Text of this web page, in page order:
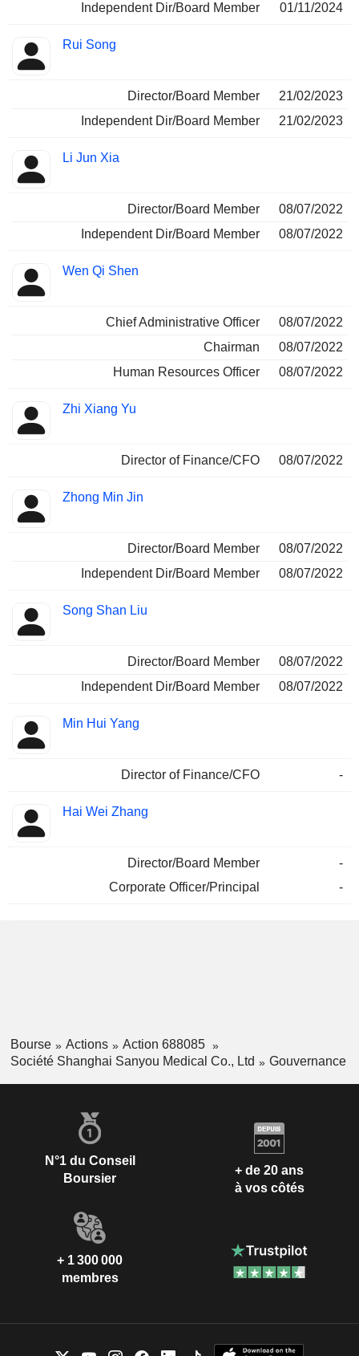
Independent Dir/Board Member
01/11/2024
Rui Song
Director/Board Member
21/02/2023
Independent Dir/Board Member
21/02/2023
Li Jun Xia
Director/Board Member
08/07/2022
Independent Dir/Board Member
08/07/2022
Wen Qi Shen
Chief Administrative Officer
08/07/2022
Chairman
08/07/2022
Human Resources Officer
08/07/2022
Zhi Xiang Yu
Director of Finance/CFO 08/07/2022
Zhong Min Jin
Director/Board Member
08/07/2022
Independent Dir/Board Member
08/07/2022
Song Shan Liu
Director/Board Member
08/07/2022
Independent Dir/Board Member
08/07/2022
Min Hui Yang
Director of Finance/CFO -
Hai Wei Zhang
Director/Board Member
-
Corporate Officer/Principal
-
Bourse Actions
Action 688085
Société Shanghai Sanyou Medical Co., Ltd
Gouvernance
N°1 du Conseil
Boursier
+ de 20 ans
à vos côtés
+ 1 300 000
membres